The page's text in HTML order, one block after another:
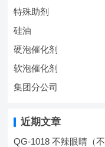
特殊助剂
硅油
硬泡催化剂
软泡催化剂
集团分公司
近期文章
QG-1018 不辣眼睛（